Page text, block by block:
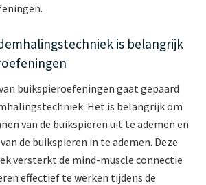
is belangrijk
buikspieroefeningen gaat gepaard
Het is belangrijk om
van de buikspieren uit te ademen en
de buikspieren in te ademen. Deze
versterkt de mind-muscle connectie
effectief te werken tijdens de